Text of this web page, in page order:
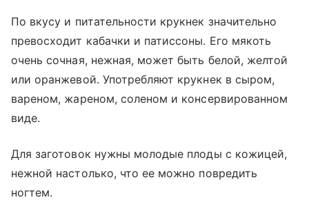
По вкусу и питательности крукнек значительно
превосходит кабачки и патиссоны. Его мякоть
очень сочная, нежная, может быть белой, желтой
или оранжевой. Употребляют крукнек в сыром,
вареном, жареном, соленом и консервированном
виде.
Для заготовок нужны молодые плоды с кожицей,
нежной настолько, что ее можно повредить
ногтем.